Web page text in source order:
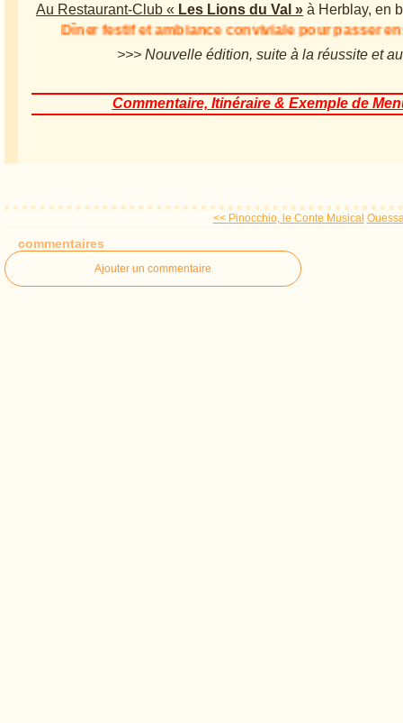
Au Restaurant-Club « Les Lions du Val »à Herblay, en
Dîner festif et ambiance conviviale pour passer
>>> Nouvelle édition, suite à la réussite et
Commentaire, Itinéraire & Exemple de
<< Pinocchio, le Conte Musical
commentaires
Ajouter un commentaire